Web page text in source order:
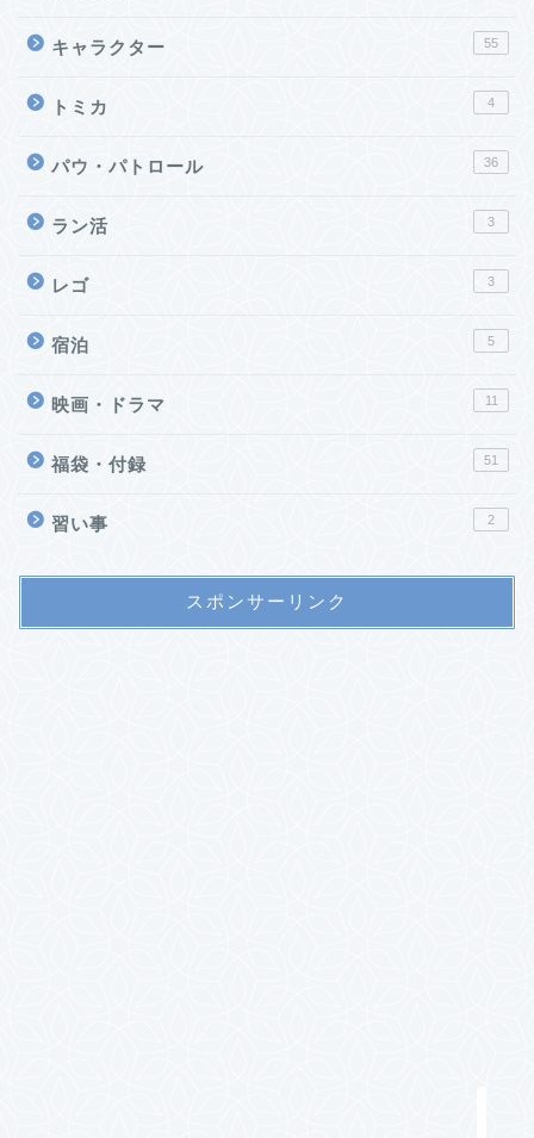
キャラクター 55
トミカ 4
パウ・パトロール 36
ラン活 3
レゴ 3
宿泊 5
映画・ドラマ 11
福袋・付録 51
習い事 2
スポンサーリンク